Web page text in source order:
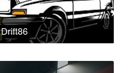
Drift86